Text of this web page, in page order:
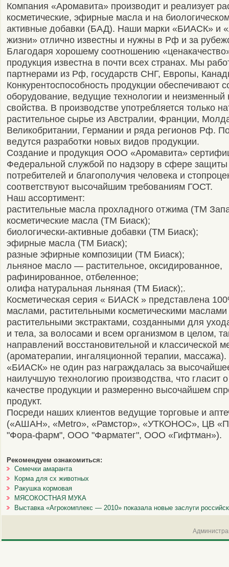
Компания «Аромавита» производит и реализует
косметические, эфирные масла и на
активные добавки (БАД). Наши марки «БИАСК» и
жизни» отлично известны и нужны в Рф и за
Благодаря хорошему соотношению
продукция известна в почти всех странах. Мы
партнерами из Рф, государств СНГ, Европы,
Конкурентоспособность продукции обеспечивают
оборудование, ведущие технологии и неизменный
свойства. В производстве употребляется только
растительное сырье из Австралии, Франции,
Великобритании, Германии и ряда регионов Рф.
ведутся разработки новых видов продукции.
Создание и продукция ООО «Аромавита»
Федеральной службой по надзору в сфере
потребителей и благополучия человека и
соответствуют высочайшим требованиям ГОСТ.
Наш ассортимент:
растительные масла прохладного отжима (ТМ
косметические масла (ТМ Биаск);
биологически-активные добавки (ТМ Биаск);
эфирные масла (ТМ Биаск);
разные эфирные композиции (ТМ Биаск);
льняное масло — растительное, оксидированное,
рафинированное, отбеленное;
олифа натуральная льняная (ТМ Биаск);.
Косметическая серия « БИАСК » представлена
маслами, растительными косметическими маслами
растительными экстрактами, созданными для
и тела, за волосами и всем организмом в целом,
направлений восстановительной и классической
(ароматерапии, ингаляционной терапии,
«БИАСК» не один раз награждалась за
наилучшую технологию производства, что гласит
качестве продукции и размеренно высочайшем
продукт.
Посреди наших клиентов ведущие торговые и
(«АШАН», «Metro», «Рамстор», «УТКОНОС», ЦВ
"Фора-фарм", ООО "Фарматег", ООО «Гифтман»).
Рекомендуем ознакомиться:
Семечки амаранта
Корма для сх животных
Ракушка кормовая
МЯСОКОСТНАЯ МУКА
Выставка «Агрокомплекс — 2010» показала новые заслуги